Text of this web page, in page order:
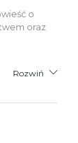
o
oraz
Rozwiń